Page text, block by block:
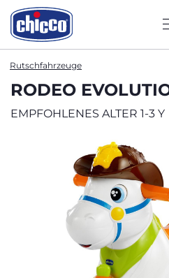
Rutschfahrzeuge
RODEO
EMPFOHLENES ALTER 1-3 Y